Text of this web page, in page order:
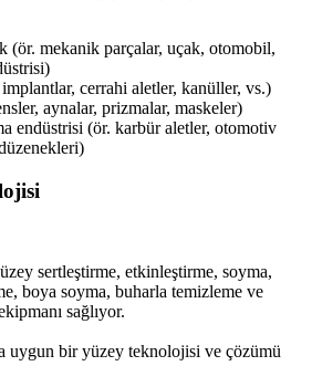
(ör. mekanik parçalar, uçak, otomobil,
cerrahi aletler, kanüller, vs.)
aynalar, prizmalar, maskeler)
endüstrisi (ör. karbür aletler, otomotiv
sertleştirme, etkinleştirme, soyma,
boya soyma, buharla temizleme ve
sağlıyor.
uygun bir yüzey teknolojisi ve çözümü